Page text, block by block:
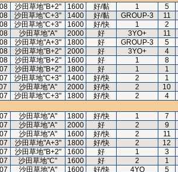
沙田草地"B+2" 1600 好/黏 1
5
沙田草地"C+3" 1400 好/黏 GROUP-3
11
沙田草地"C+3" 1600 好/快 1
2
沙田草地"A" 2000 好 3YO+
11
沙田草地"A+3" 1800 好 GROUP-3
5
沙田草地"B+2" 2000 好 3YO+
4
沙田草地"B+2" 1600 好 1
8
沙田草地"B+2" 1800 好 1
1
沙田草地"C+3" 1400 好/快 2
1
沙田草地"A" 2000 好/快 2
10
沙田草地"C+3" 1800 好/快 2
4
沙田草地"A" 1800 好/快 1
7
沙田草地"A" 2000 好 2
9
沙田草地"A" 1600 好/快 2
11
沙田草地"A+3" 1800 好/快 2
12
沙田草地"B+2" 1600 好 1
3
沙田草地"C" 1600 好 2
1
沙田草地"A" 1600 好/快 4YO
5